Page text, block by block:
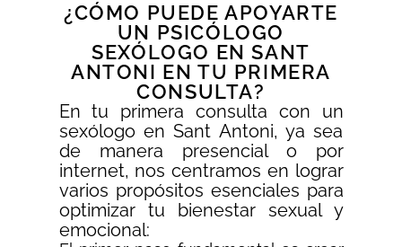
¿CÓMO PUEDE APOYARTE
UN PSICÓLOGO
SEXÓLOGO EN SANT
ANTONI EN TU PRIMERA
CONSULTA?
En tu primera consulta con un
sexólogo en Sant Antoni, ya sea
de manera presencial o por
internet, nos centramos en lograr
varios propósitos esenciales para
optimizar tu bienestar sexual y
emocional: